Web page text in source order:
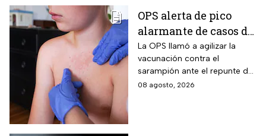
OPS alerta de pico
alarmante de casos de
sarampión
La OPS llamó a agilizar la
vacunación contra el
sarampión ante el repunte de
casos en América
08 agosto, 2026